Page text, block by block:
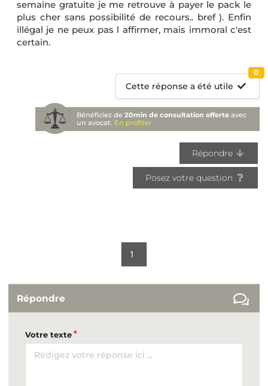
semaine gratuite je me retrouve à payer le pack le
plus cher sans possibilité de recours.. bref ). Enfin
illégal je ne peux pas l affirmer, mais immoral c'est
certain.
Cette réponse a été utile
0
Bénéficiez de20min de consultation offerte avec
un avocat. En profiter
Répondre
Posez votre question
1
Répondre
Votre texte